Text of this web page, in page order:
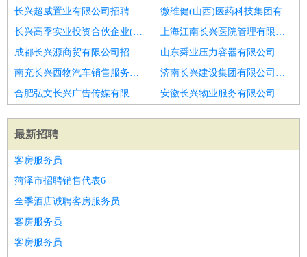
长兴超威置业有限公司招聘营业员
微维健(山西)医药科技集团有限公司招聘店员
长兴高季实业投资合伙企业(有限合伙)招聘营业员
上海江南长兴医院管理有限公司招聘门店营业员及主管
成都长兴源商贸有限公司招聘药房营业员
山东舜业压力容器有限公司招聘店员
南充长兴西物汽车销售服务有限公司招聘外拓部经理
济南长兴建设集团有限公司槐荫分公司招聘店员
合肥弘文长兴广告传媒有限公司招聘店员
安徽长兴物业服务有限公司招聘营业员
最新招聘
客房服务员
菏泽市招聘销售代表6
全季酒店诚聘客房服务员
客房服务员
客房服务员